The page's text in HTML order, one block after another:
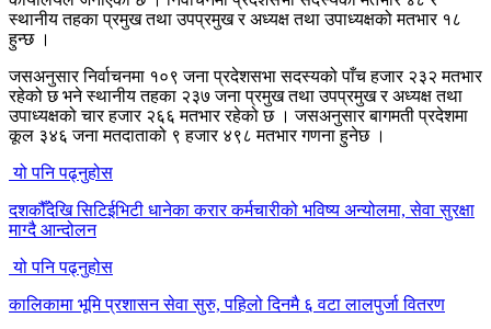
स्थानीय तहका प्रमुख तथा उपप्रमुख र अध्यक्ष तथा उपाध्यक्षको मतभार १८
हुन्छ ।
जसअनुसार निर्वाचनमा १०९ जना प्रदेशसभा सदस्यको पाँच हजार २३२ मतभार
रहेको छ भने स्थानीय तहका २३७ जना प्रमुख तथा उपप्रमुख र अध्यक्ष तथा
उपाध्यक्षको चार हजार २६६ मतभार रहेको छ । जसअनुसार बागमती प्रदेशमा
कूल ३४६ जना मतदाताको ९ हजार ४९८ मतभार गणना हुनेछ ।
यो पनि पढ्नुहोस
दशकौँदेखि सिटिईभिटी धानेका करार कर्मचारीको भविष्य अन्योलमा, सेवा सुरक्षा
माग्दै आन्दोलन
यो पनि पढ्नुहोस
कालिकामा भूमि प्रशासन सेवा सुरु, पहिलो दिनमै ६ वटा लालपुर्जा वितरण